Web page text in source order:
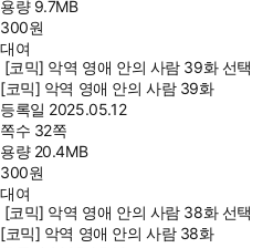
용량 9.7MB
300원
대여
[코믹] 악역 영애 안의 사람 39화 선택
[코믹] 악역 영애 안의 사람 39화
등록일 2025.05.12
쪽수 32쪽
용량 20.4MB
300원
대여
[코믹] 악역 영애 안의 사람 38화 선택
[코믹] 악역 영애 안의 사람 38화